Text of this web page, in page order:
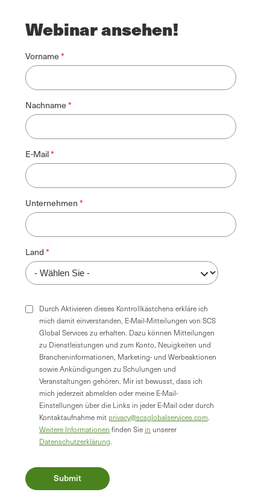
Webinar ansehen!
Vorname
Nachname
E-Mail
Unternehmen
Land
Durch Aktivieren dieses Kontrollkästchens erkläre ich
mich damit einverstanden, E-Mail-Mitteilungen von SCS
Global Services zu erhalten. Dazu können Mitteilungen
zu Dienstleistungen und zum Konto, Neuigkeiten und
Brancheninformationen, Marketing- und Werbeaktionen
sowie Ankündigungen zu Schulungen und
Veranstaltungen gehören. Mir ist bewusst, dass ich
mich jederzeit abmelden oder meine E-Mail-
Einstellungen über die Links in jeder E-Mail oder durch
Kontaktaufnahme mit privacy@scsglobalservices.com
Weitere Informationen finden Sie in unserer
Datenschutzerklärung